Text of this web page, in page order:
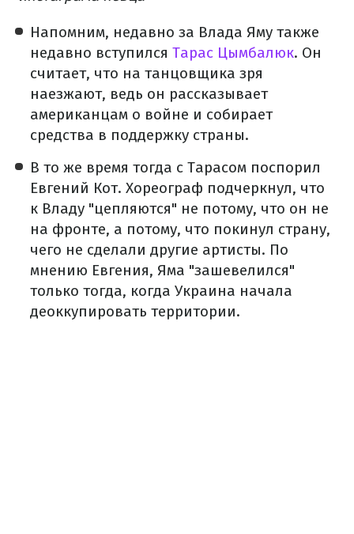
Напомним, недавно за Влада Яму также
недавно вступился Тарас Цымбалюк. Он
считает, что на танцовщика зря
наезжают, ведь он рассказывает
американцам о войне и собирает
средства в поддержку страны.
В то же время тогда с Тарасом поспорил
Евгений Кот. Хореограф подчеркнул, что
к Владу "цепляются" не потому, что он не
на фронте, а потому, что покинул страну,
чего не сделали другие артисты. По
мнению Евгения, Яма "зашевелился"
только тогда, когда Украина начала
деоккупировать территории.